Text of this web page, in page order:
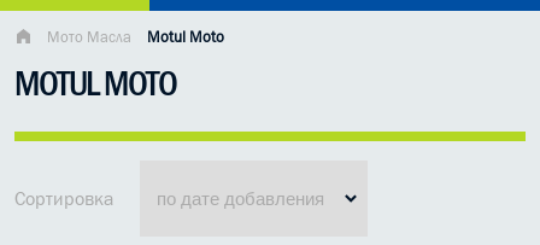
МАСЛО МОТОРНОЕ
ГРУЗОВЫЕ МАСЛА
ГИДРАВЛИЧЕСКИЕ МАСЛА
МАСЛО В КОРОБКУ
Мото Масла Motul Moto
MOTUL MOTO
Сортировка